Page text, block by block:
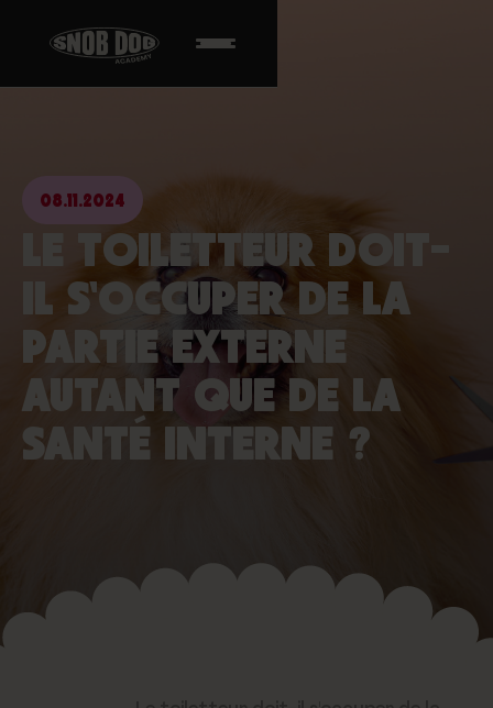
08.11.2024
LE TOILETTEUR DOIT-
IL S'OCCUPER DE LA
PARTIE EXTERNE
AUTANT QUE DE LA
SANTÉ INTERNE ?